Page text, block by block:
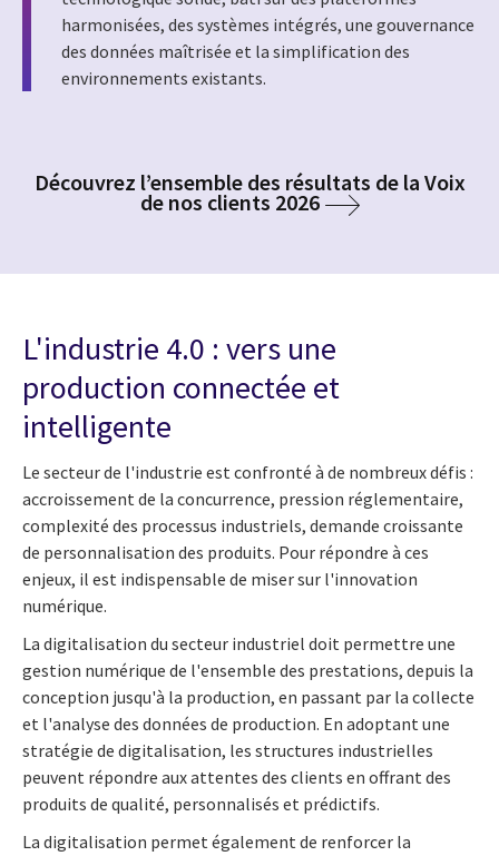
harmonisées, des systèmes intégrés, une gouvernance
des données maîtrisée et la simplification des
environnements existants.
Découvrez l’ensemble des résultats de la Voix
de nos clients 2026
L'industrie 4.0 : vers une
production connectée et
intelligente
Le secteur de l'industrie est confronté à de nombreux défis :
accroissement de la concurrence, pression réglementaire,
complexité des processus industriels, demande croissante
de personnalisation des produits. Pour répondre à ces
enjeux, il est indispensable de miser sur l'innovation
numérique.
La digitalisation du secteur industriel doit permettre une
gestion numérique de l'ensemble des prestations, depuis la
conception jusqu'à la production, en passant par la collecte
et l'analyse des données de production. En adoptant une
stratégie de digitalisation, les structures industrielles
peuvent répondre aux attentes des clients en offrant des
produits de qualité, personnalisés et prédictifs.
La digitalisation permet également de renforcer la